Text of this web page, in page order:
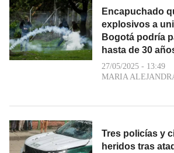
Encapuchado
explosivos a
Bogotá podría
hasta de 30
27/05/2025 - 13:49
MARIA
Tres policías y
heridos tras